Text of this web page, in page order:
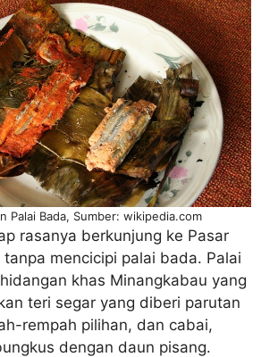
Palai Bada, Sumber: wikipedia.com
rasanya berkunjung ke Pasar
tanpa mencicipi palai bada. Palai
khas Minangkabau yang
teri segar yang diberi parutan
rempah pilihan, dan cabai,
dengan daun pisang.